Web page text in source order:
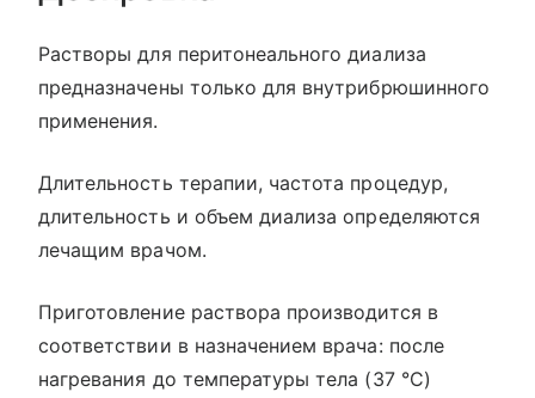
Растворы для перитонеального диализа
предназначены только для внутрибрюшинного
применения.
Длительность терапии, частота процедур,
длительность и объем диализа определяются
лечащим врачом.
Приготовление раствора производится в
соответствии в назначением врача: после
нагревания до температуры тела (37 °С)